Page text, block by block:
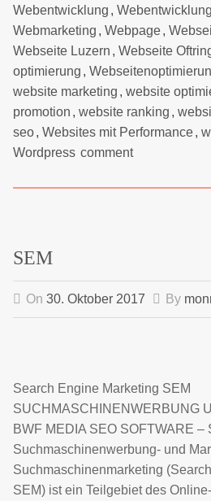
Webentwicklung ,
Webmarketing , Webpage,
Webseite Luzern , Webseite
optimierung ,
website marketing , website
promotion , website ranking ,
seo, Websites mit Performance,
Wordpress comment
SEM
On 30. Oktober 2017 By
Search Engine Marketing SEM
SUCHMASCHINENWERBUNG
BWF MEDIA SEO SOFTWARE –
Suchmaschinenwerbung- und
Suchmaschinenmarketing
SEM) ist ein Teilgebiet des